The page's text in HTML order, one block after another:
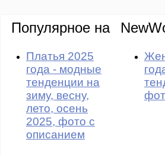
Популярное на
Платья 2025
года - модные
тенденции на
зиму, весну,
лето, осень
2025, фото с
описанием